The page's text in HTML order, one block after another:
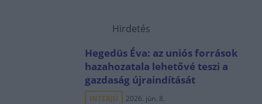
Hirdetés
Hegedüs Éva: az uniós források
hazahozatala lehetővé teszi a
gazdaság újraindítását
INTERJÚ 2026. jún. 8.